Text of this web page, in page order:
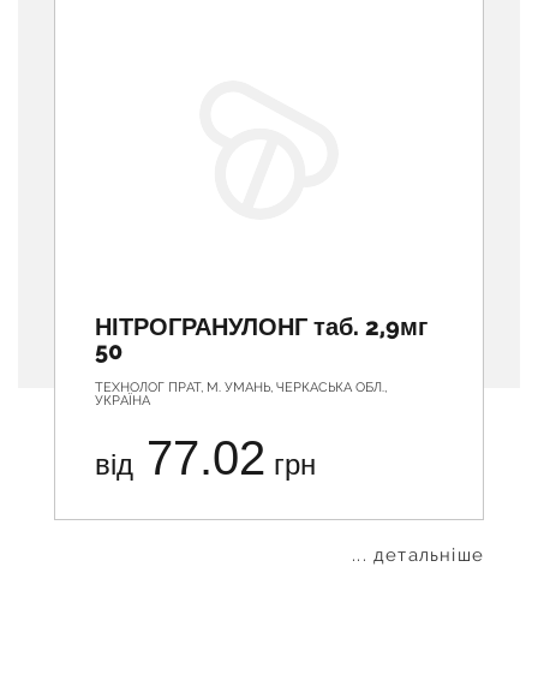
НІТРОГРАНУЛОНГ таб. 2,9мг
50
ТЕХНОЛОГ ПРАТ, М. УМАНЬ, ЧЕРКАСЬКА ОБЛ.,
УКРАЇНА
від 77.02 грн
... детальніше